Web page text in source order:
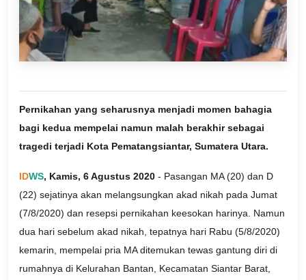
Pernikahan yang seharusnya menjadi momen bahagia
bagi kedua mempelai namun malah berakhir sebagai
tragedi terjadi Kota Pematangsiantar, Sumatera Utara.
IDWS, Kamis, 6 Agustus 2020 - Pasangan MA (20) dan D
(22) sejatinya akan melangsungkan akad nikah pada Jumat
(7/8/2020) dan resepsi pernikahan keesokan harinya. Namun
dua hari sebelum akad nikah, tepatnya hari Rabu (5/8/2020)
kemarin, mempelai pria MA ditemukan tewas gantung diri di
rumahnya di Kelurahan Bantan, Kecamatan Siantar Barat,